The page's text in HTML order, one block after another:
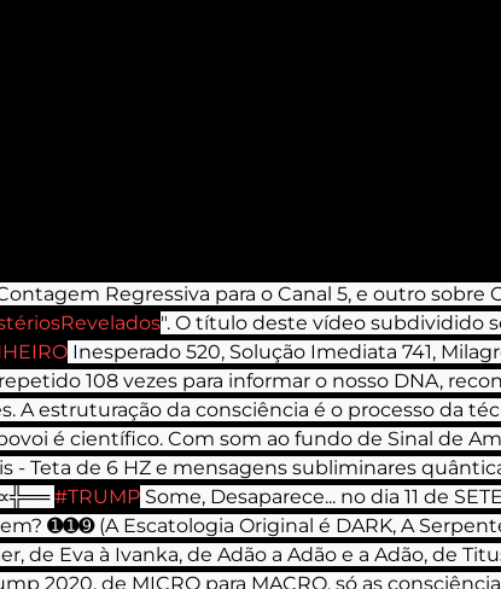
Regressiva para o Canal 5, e outro sobre
". O título deste vídeo subdividido
Inesperado 520, Solução Imediata 741,
108 vezes para informar o nosso DNA,
A estruturação da consciência é o processo da
é científico. Com som ao fundo de Sinal de
- Teta de 6 HZ e mensagens subliminares
#TRUMP Some, Desaparece... no dia 11 de
➊➊➒ (A Escatologia Original é DARK, A
de Eva à Ivanka, de Adão a Adão e a Adão, de
2020, de MICRO para MACRO, só as